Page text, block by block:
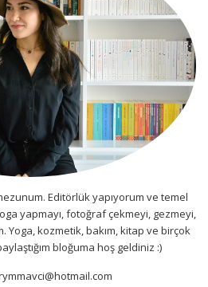
Editörlük yapıyorum ve temel
yapmayı, fotoğraf çekmeyi, gezmeyi,
Yoga, kozmetik, bakım, kitap ve birçok
bloğuma hoş geldiniz :)